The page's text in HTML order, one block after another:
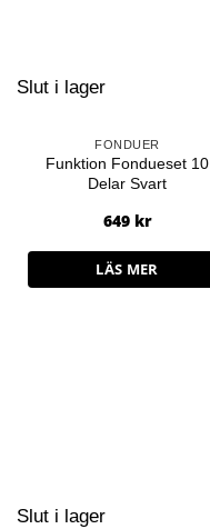
Slut i lager
FONDUER
Funktion Fondueset 10
Delar Svart
649 kr
LÄS MER
Slut i lager